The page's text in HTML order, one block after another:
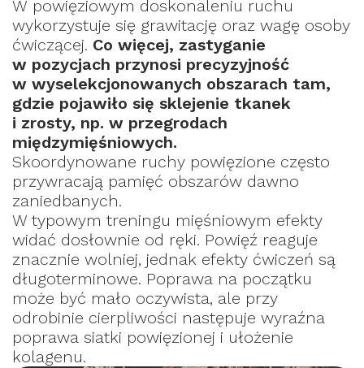
W powięziowym doskonaleniu ruchu
wykorzystuje się grawitację oraz wagę osoby
ćwiczącej. Co więcej, zastyganie
w pozycjach przynosi precyzyjność
w wyselekcjonowanych obszarach tam,
gdzie pojawiło się sklejenie tkanek
i zrosty, np. w przegrodach
międzymięśniowych.
Skoordynowane ruchy powięzione często
przywracają pamięć obszarów dawno
zaniedbanych.
W typowym treningu mięśniowym efekty
widać dosłownie od ręki. Powięź reaguje
znacznie wolniej, jednak efekty ćwiczeń są
długoterminowe. Poprawa na początku
może być mało oczywista, ale przy
odrobinie cierpliwości następuje wyraźna
poprawa siatki powięzionej i ułożenie
kolagenu.